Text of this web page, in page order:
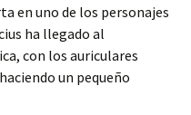
en uno de los personajes
ha llegado al
con los auriculares
un pequeño